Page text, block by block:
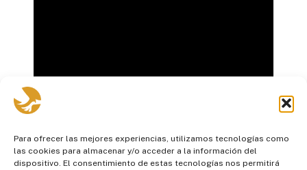
Para ofrecer las mejores experiencias, utilizamos tecnologías como
las cookies para almacenar y/o acceder a la información del
dispositivo. El consentimiento de estas tecnologías nos permitirá